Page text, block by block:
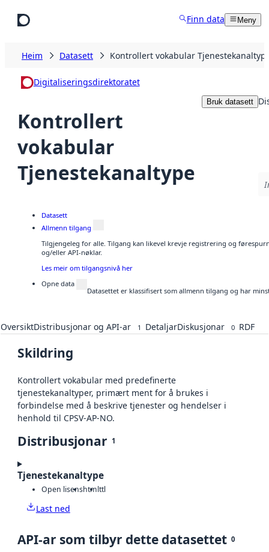
Finn data Meny
Heim Datasett Kontrollert vokabular
Digitaliseringsdirektoratet
Kontrollert
vokabular
Tjenestekanaltype
Bruk datasett
Datasett
Allmenn tilgang
Tilgjengeleg for alle. Tilgang kan likevel krevje registrering og
og/eller API-nøklar.
Les meir om tilgangsnivå her
Opne data
Datasettet er klassifisert som allmenn tilgang og har
OversiktDistribusjonar og API-ar 1 DetaljarDiskusjonar 0 RDF
Skildring
Kontrollert vokabular med predefinerte
tjenestekanaltyper, primært ment for å brukes i
forbindelse med å beskrive tjenester og hendelser i
henhold til CPSV-AP-NO.
Distribusjonar 1
Tjenestekanaltype
Open lisenshtmlttl
Last ned
API-ar som tilbyr dette datasettet 0